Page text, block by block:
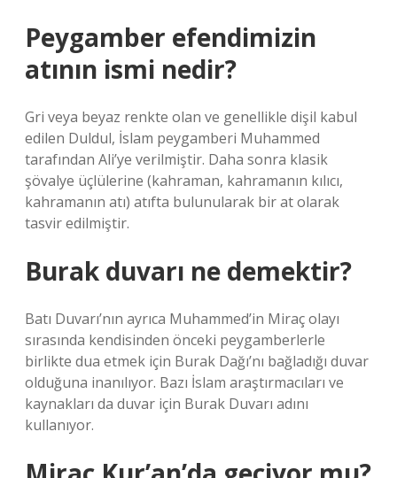
Peygamber efendimizin
atının ismi nedir?
Gri veya beyaz renkte olan ve genellikle dişil kabul
edilen Duldul, İslam peygamberi Muhammed
tarafından Ali’ye verilmiştir. Daha sonra klasik
şövalye üçlülerine (kahraman, kahramanın kılıcı,
kahramanın atı) atıfta bulunularak bir at olarak
tasvir edilmiştir.
Burak duvarı ne demektir?
Batı Duvarı’nın ayrıca Muhammed’in Miraç olayı
sırasında kendisinden önceki peygamberlerle
birlikte dua etmek için Burak Dağı’nı bağladığı duvar
olduğuna inanılıyor. Bazı İslam araştırmacıları ve
kaynakları da duvar için Burak Duvarı adını
kullanıyor.